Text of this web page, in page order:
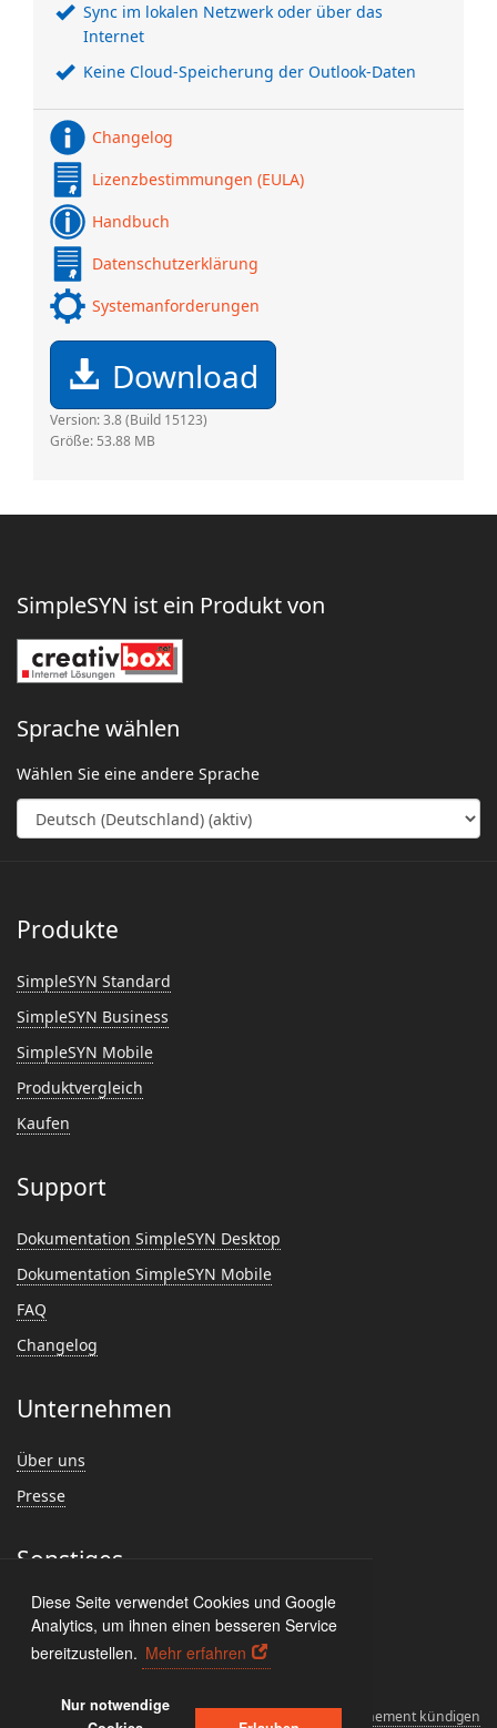
Diese Seite verwendet Cookies und Google
Analytics, um ihnen einen besseren Service
bereitzustellen. Mehr erfahren
Nur notwendige
Sync im lokalen Netzwerk oder über das
Internet
Keine Cloud-Speicherung der Outlook-Daten
Changelog
Lizenzbestimmungen (EULA)
Handbuch
Datenschutzerklärung
Systemanforderungen
Download
Version: 3.8 (Build 15123)
Größe: 53.88 MB
SimpleSYN ist ein Produkt von
Sprache wählen
Wählen Sie eine andere Sprache
Produkte
SimpleSYN Standard
SimpleSYN Business
SimpleSYN Mobile
Produktvergleich
Kaufen
Support
Dokumentation SimpleSYN Desktop
Dokumentation SimpleSYN Mobile
FAQ
Changelog
Unternehmen
Über uns
Presse
Sonstiges
Feedback
Kundenmeinungen
Lizenzvereinbarungen Abonnement kündigen